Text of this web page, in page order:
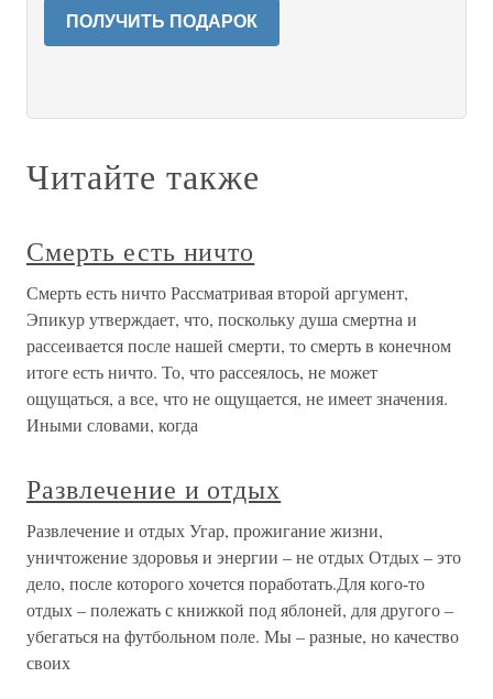
ПОЛУЧИТЬ ПОДАРОК
Читайте также
Смерть есть ничто
Смерть есть ничто Рассматривая второй аргумент,
Эпикур утверждает, что, поскольку душа смертна и
рассеивается после нашей смерти, то смерть в конечном
итоге есть ничто. То, что рассеялось, не может
ощущаться, а все, что не ощущается, не имеет значения.
Иными словами, когда
Развлечение и отдых
Развлечение и отдых Угар, прожигание жизни,
уничтожение здоровья и энергии – не отдых Отдых – это
дело, после которого хочется поработать.Для кого-то
отдых – полежать с книжкой под яблоней, для другого –
убегаться на футбольном поле. Мы – разные, но качество
своих